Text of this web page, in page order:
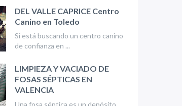
DEL VALLE CAPRICE Centro
Canino en Toledo
Si está buscando un centro canino
de confianza en ...
LIMPIEZA Y VACIADO DE
FOSAS SÉPTICAS EN
VALENCIA
Una fosa séptica es un depósito